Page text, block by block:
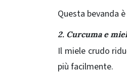
Questa bevanda
2. Curcuma e
Il miele crudo
più facilmente.